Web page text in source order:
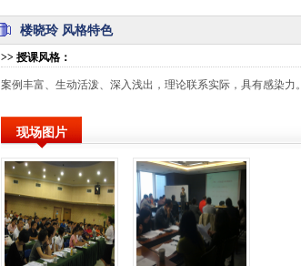
楼晓玲 风格特色
>> 授课风格 ：
案例丰富、生动活泼、深入浅出，理论联系实际，具有感染力。
现场图片